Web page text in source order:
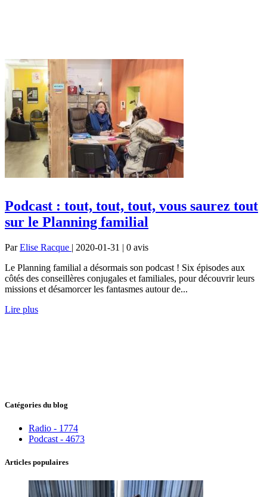
Podcast : tout, tout, tout, vous saurez tout
sur le Planning familial
ParElise Racque | 2020-01-31 | 0 avis
Le Planning familial a désormais son podcast ! Six épisodes aux
côtés des conseillères conjugales et familiales, pour découvrir leurs
missions et désamorcer les fantasmes autour de...
Lire plus
Catégories du blog
Radio - 1774
Podcast - 4673
Articles populaires